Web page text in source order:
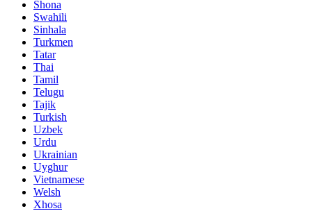
Shona
Swahili
Sinhala
Turkmen
Tatar
Thai
Tamil
Telugu
Tajik
Turkish
Uzbek
Urdu
Ukrainian
Uyghur
Vietnamese
Welsh
Xhosa